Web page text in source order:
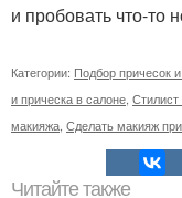
и пробовать что-то
Категории: Подбор причесок
и прическа в салоне,
макияжа, Сделать макияж
Читайте также